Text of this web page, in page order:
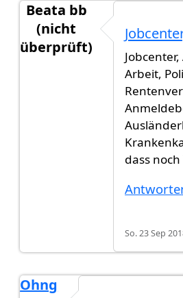
Beata bb
(nicht
überprüft)
Welche
Arbeit,
dass
So. 23 Sep
Ohng